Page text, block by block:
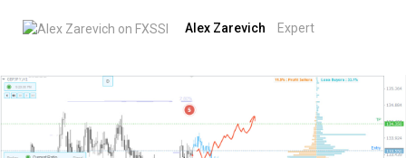
Alex Zarevich Expert